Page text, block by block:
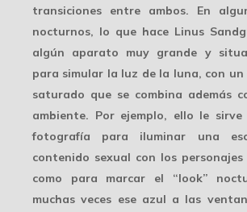
transiciones entre ambos. En
nocturnos, lo que hace Linus
algún aparato muy grande y
para simular la luz de la luna, con
saturado que se combina además
ambiente. Por ejemplo, ello le
fotografía para iluminar una
contenido sexual con los
como para marcar el “look”
muchas veces ese azul a las